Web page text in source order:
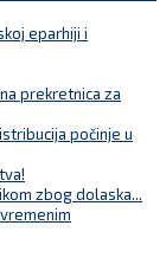
eparhiji i
prekretnica za
počinje u
zbog dolaska...